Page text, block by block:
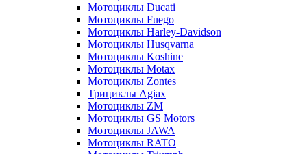
Мотоциклы Ducati
Мотоциклы Fuego
Мотоциклы Harley-Davidson
Мотоциклы Husqvarna
Мотоциклы Koshine
Мотоциклы Motax
Мотоциклы Zontes
Трициклы Agiax
Мотоциклы ZM
Мотоциклы GS Motors
Мотоциклы JAWA
Мотоциклы RATO